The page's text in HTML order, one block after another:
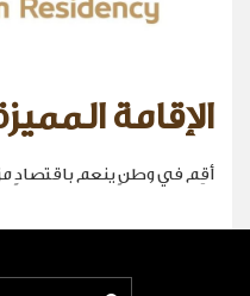
الإقامة
أقِم في وطنٍ ينعم باقتصادٍ